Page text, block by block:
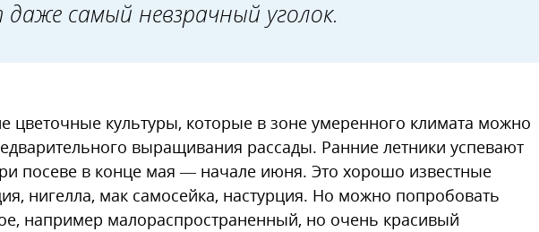
самый невзрачный уголок.
цветочные культуры, которые в зоне умеренного климата можно
выращивания рассады. Ранние летники успевают
посеве в конце мая — начале июня. Это хорошо известные
нигелла, мак самосейка, настурция. Но можно попробовать
например малораспространенный, но очень красивый